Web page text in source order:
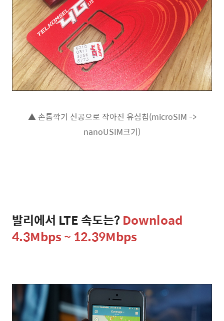
▲ 손톱깍기 신공으로 작아진 유심칩(microSIM ->
nanoUSIM크기)
발리에서 LTE 속도는?Download
4.3Mbps ~ 12.39Mbps